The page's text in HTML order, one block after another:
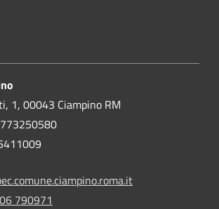
1, 00043 Ciampino RM
06 790971